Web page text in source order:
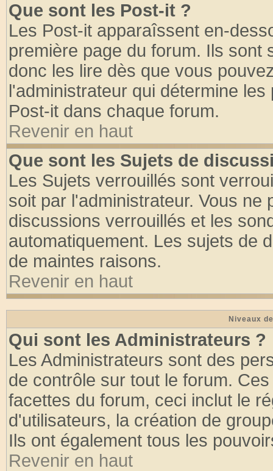
Que sont les Post-it ?
Les Post-it apparaîssent en-
première page du forum. Ils
donc les lire dès que vous
l'administrateur qui détermine
Post-it dans chaque forum.
Revenir en haut
Que sont les Sujets de
Les Sujets verrouillés sont
soit par l'administrateur. Vous
discussions verrouillés et les
automatiquement. Les sujets de
de maintes raisons.
Revenir en haut
Niveaux
Qui sont les Administrateurs ?
Les Administrateurs sont des
de contrôle sur tout le forum.
facettes du forum, ceci inclut le
d'utilisateurs, la création de
Ils ont également tous les
Revenir en haut